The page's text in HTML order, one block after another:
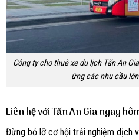
Công ty cho thuê xe du lịch Tấn An
ứng các nhu cầu
Liên hệ với Tấn An Gia ngay
Đừng bỏ lỡ cơ hội trải nghiệm dịch